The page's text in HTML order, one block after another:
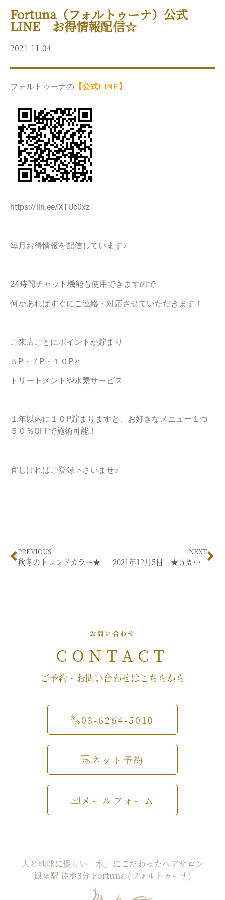
Fortuna（フォルトゥーナ）公式
LINE お得情報配信☆
2021-11-04
フォルトゥーナの 【公式LINE】
https://lin.ee/XTUc0xz
毎月お得情報を配信しています♪
24時間チャット機能も使用できますので
何かあればすぐにご連絡・対応させていただきます！
ご来店ごとにポイントが貯まり
５P・７P・１０Pと
トリートメントや水素サービス
１年以内に１０P貯まりますと、お好きなメニュー１つ
５０％OFFで施術可能！
宜しければご登録下さいませ♪
PREVIOUS
秋冬のトレンドカラー★
NEXT
2021年12月5日 ★５周年★
お問い合わせ
CONTACT
ご予約・お問い合わせはこちらから
03-6264-5010
ネット予約
メールフォーム
人と地球に優しい「水」にこだわったヘアサロン
銀座駅 徒歩3分 Fortuna (フォルトゥーナ)